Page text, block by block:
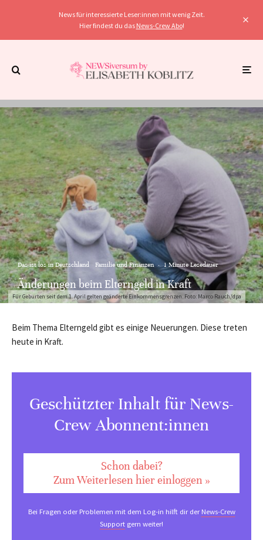
News für interessierte Leser:innen mit wenig Zeit.
Hier findest du das News-Crew Abo!
Für Geburten seit dem 1. April gelten geänderte Einkommensgrenzen. Foto: Marco Rauch/dpa
Das ist los in Deutschland Familie und Finanzen · 1 Minute Lesedauer
Änderungen beim Elterngeld in Kraft
Beim Thema Elterngeld gibt es einige Neuerungen. Diese treten
heute in Kraft.
Geschützter Inhalt für News-
Crew Abonnent:innen
Schon dabei?
Zum Weiterlesen hier einloggen »
Bei Fragen oder Problemen mit dem Log-in hilft dir derNews-Crew
Support gern weiter!